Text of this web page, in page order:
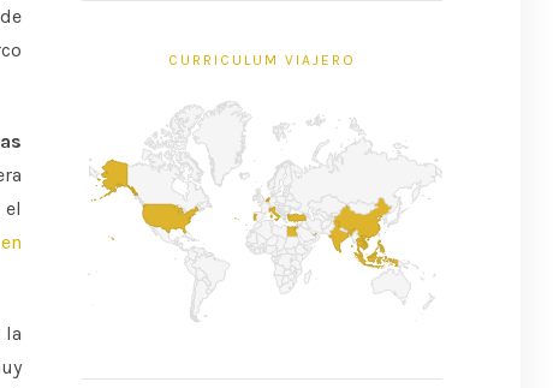
la
CURRICULUM VIAJERO